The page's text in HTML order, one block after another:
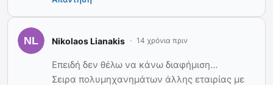
Nikolaos Lianakis 14 χρόνια πριν
Επειδή δεν θέλω να κάνω διαφήμιση…
Σειρα πολυμηχανημάτων άλλης εταιρίας με